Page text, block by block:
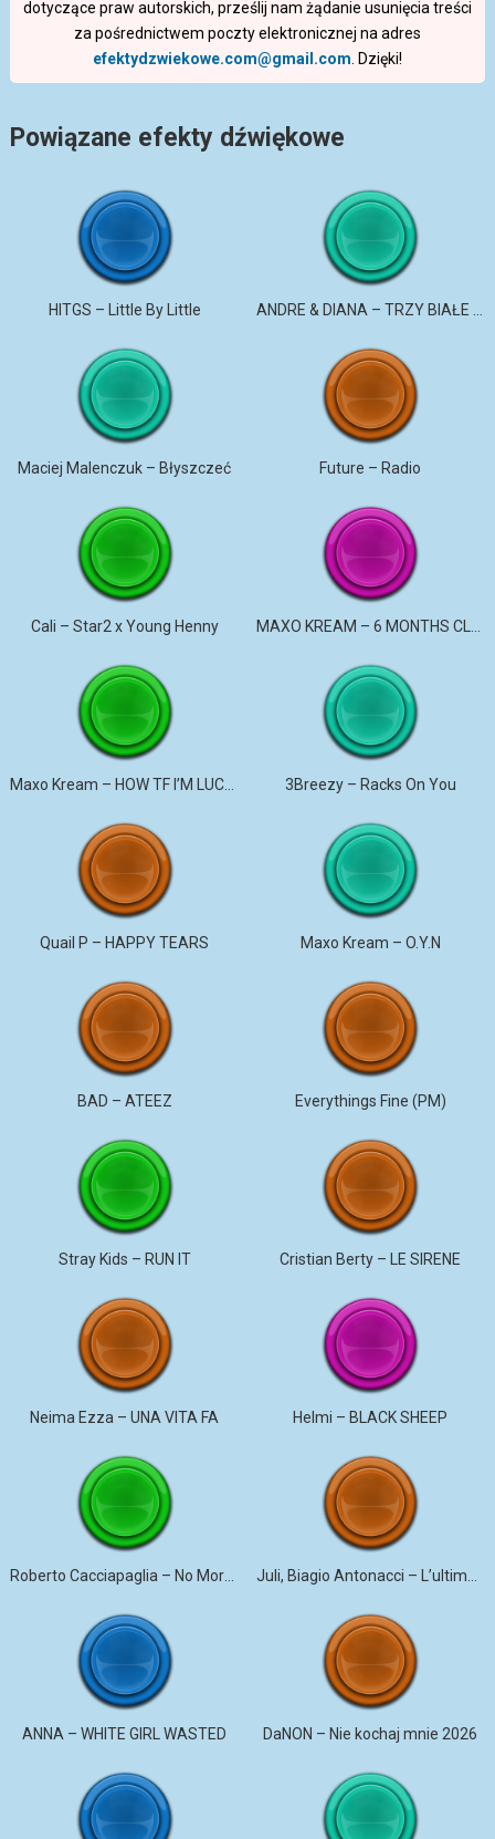
dotyczące praw autorskich, prześlij nam żądanie usunięcia treści
za pośrednictwem poczty elektronicznej na adres
efektydzwiekowe.com@gmail.com . Dzięki!
Powiązane efekty dźwiękowe
HITGS – Little By Little
Maciej Malenczuk – Błyszczeć Future – Radio
Cali – Star2 x Young Henny
Maxo Kream – HOW TF I’M LUCKY 3Breezy – Racks On You
Quail P – HAPPY TEARS Maxo Kream – O.Y.N
BAD – ATEEZ Everythings Fine (PM)
Stray Kids – RUN IT Cristian Berty – LE SIRENE
Neima Ezza – UNA VITA FA Helmi – BLACK SHEEP
Roberto Cacciapaglia – No More Violence
ANNA – WHITE GIRL WASTED DaNON – Nie kochaj mnie 2026